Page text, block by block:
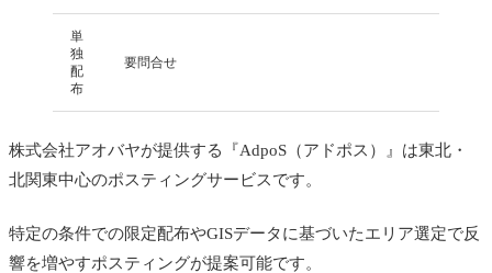
単
独
配
布
要問合せ
株式会社アオバヤが提供する『AdpoS（アドポス）』は東北・
北関東中心のポスティングサービスです。
特定の条件での限定配布やGISデータに基づいたエリア選定で反
響を増やすポスティングが提案可能です。